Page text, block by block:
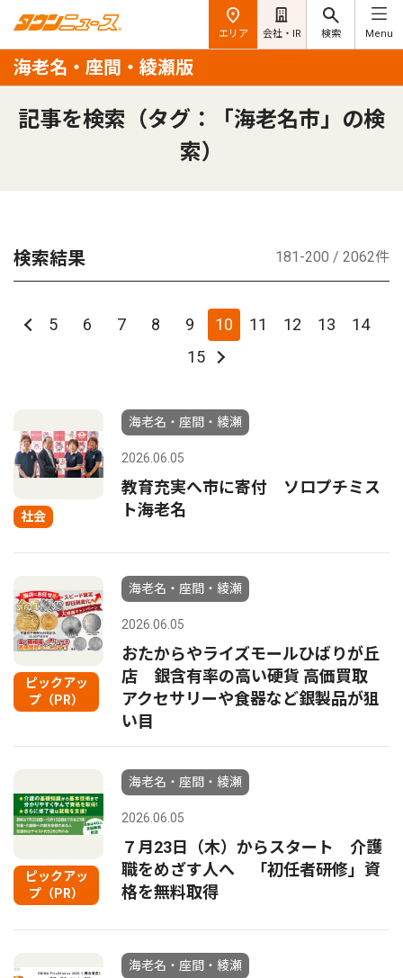
エリア 会社・IR 検索 Menu
海老名・座間・綾瀬版
記事を検索（タグ：「海老名市」の検
索）
検索結果 181-200 / 2062件
5 6 7 8 9 10 11 12 13
14
15
社会
海老名・座間・綾瀬
2026.06.05
教育充実へ市に寄付 ソロプチミス
ト海老名
ピックアッ
プ（PR）
海老名・座間・綾瀬
2026.06.05
おたからやライズモールひばりが丘
店 銀含有率の高い硬貨 高価買取
アクセサリーや食器など銀製品が狙
い目
ピックアッ
プ（PR）
海老名・座間・綾瀬
2026.06.05
７月23日（木）からスタート 介護
職をめざす人へ 「初任者研修」資
格を無料取得
海老名・座間・綾瀬